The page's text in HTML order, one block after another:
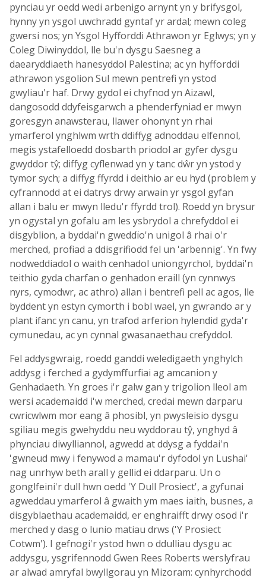
pynciau yr oedd wedi arbenigo arnynt yn y brifysgol,
hynny yn ysgol uwchradd gyntaf yr ardal; mewn coleg
gwersi nos; yn Ysgol Hyfforddi Athrawon yr Eglwys; yn y
Coleg Diwinyddol, lle bu'n dysgu Saesneg a
daearyddiaeth hanesyddol Palestina; ac yn hyfforddi
athrawon ysgolion Sul mewn pentrefi yn ystod
gwyliau'r haf. Drwy gydol ei chyfnod yn Aizawl,
dangosodd ddyfeisgarwch a phenderfyniad er mwyn
goresgyn anawsterau, llawer ohonynt yn rhai
ymarferol ynghlwm wrth ddiffyg adnoddau elfennol,
megis ystafelloedd dosbarth priodol ar gyfer dysgu
gwyddor tŷ; diffyg cyflenwad yn y tanc dŵr yn ystod y
tymor sych; a diffyg ffyrdd i deithio ar eu hyd (problem y
cyfrannodd at ei datrys drwy arwain yr ysgol gyfan
allan i balu er mwyn lledu'r ffyrdd trol). Roedd yn brysur
yn ogystal yn gofalu am les ysbrydol a chrefyddol ei
disgyblion, a byddai'n gweddïo'n unigol â rhai o'r
merched, profiad a ddisgrifiodd fel un 'arbennig'. Yn fwy
nodweddiadol o waith cenhadol uniongyrchol, byddai'n
teithio gyda charfan o genhadon eraill (yn cynnwys
nyrs, cymodwr, ac athro) allan i bentrefi pell ac agos, lle
byddent yn estyn cymorth i bobl wael, yn gwrando ar y
plant ifanc yn canu, yn trafod arferion hylendid gyda'r
cymunedau, ac yn cynnal gwasanaethau crefyddol.
Fel addysgwraig, roedd ganddi weledigaeth ynghylch
addysg i ferched a gydymffurfiai ag amcanion y
Genhadaeth. Yn groes i'r galw gan y trigolion lleol am
wersi academaidd i'w merched, credai mewn darparu
cwricwlwm mor eang â phosibl, yn pwysleisio dysgu
sgiliau megis gwehyddu neu wyddorau tŷ, ynghyd â
phynciau diwylliannol, agwedd at ddysg a fyddai'n
'gwneud mwy i fenywod a mamau'r dyfodol yn Lushai'
nag unrhyw beth arall y gellid ei ddarparu. Un o
gonglfeini'r dull hwn oedd 'Y Dull Prosiect', a gyfunai
agweddau ymarferol â gwaith ym maes iaith, busnes, a
disgyblaethau academaidd, er enghraifft drwy osod i'r
merched y dasg o lunio matiau drws ('Y Prosiect
Cotwm'). I gefnogi'r ystod hwn o ddulliau dysgu ac
addysgu, ysgrifennodd Gwen Rees Roberts werslyfrau
ar alwad amryfal bwyllgorau yn Mizoram: cynhyrchodd